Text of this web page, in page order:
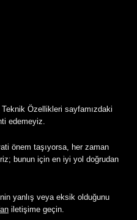
Özellikleri sayfamızdaki
edemeyiz.
önem taşıyorsa, her zaman
bunun için en iyi yol doğrudan
yanlış veya eksik olduğunu
iletişime geçin.